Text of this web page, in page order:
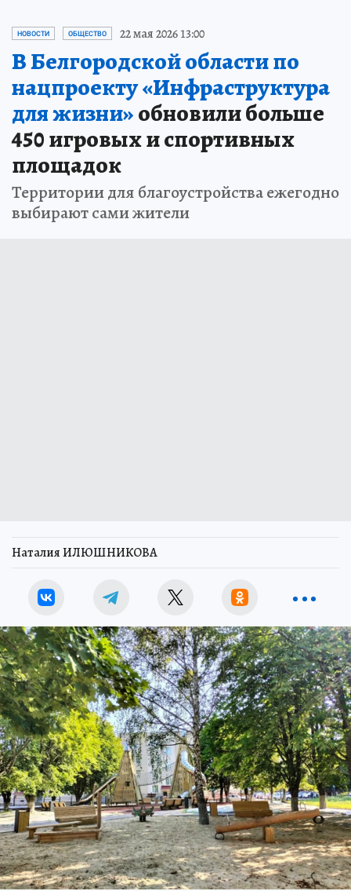
НОВОСТИ ОБЩЕСТВО 22 мая 2026 13:00
В Белгородской области по
нацпроекту «Инфраструктура
для жизни»обновили больше
450 игровых и спортивных
площадок
Территории для благоустройства ежегодно
выбирают сами жители
Наталия ИЛЮШНИКОВА